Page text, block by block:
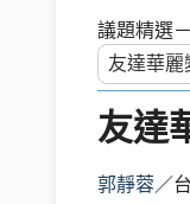
議題精選
友達
郭靜蓉／